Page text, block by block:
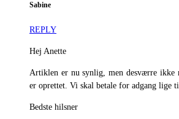
Sabine
REPLY
Hej Anette
Artiklen er nu synlig, men desværre ikke
er oprettet. Vi skal betale for adgang lige
Bedste hilsner